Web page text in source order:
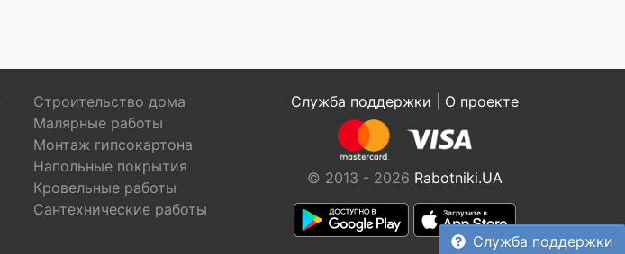
Служба поддержки
Строительство дома
Малярные работы
Монтаж гипсокартона
Напольные покрытия
Кровельные работы
Сантехнические работы
Служба поддержки О проекте
© 2013 - 2026 Rabotniki.UA